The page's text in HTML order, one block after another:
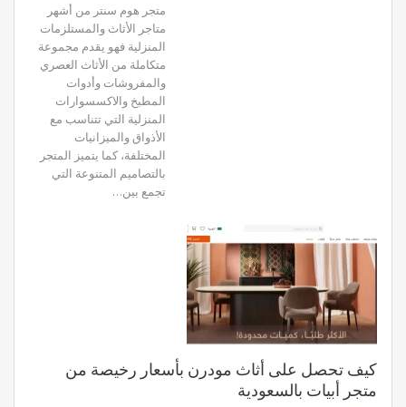
متجر هوم سنتر من أشهر
متاجر الأثاث والمستلزمات
المنزلية فهو يقدم مجموعة
متكاملة من الأثاث العصري
والمفروشات وأدوات
المطبخ والاكسسوارات
المنزلية التي تتناسب مع
الأذواق والميزانيات
المختلفة، كما يتميز المتجر
بالتصاميم المتنوعة التي
تجمع بين…
كيف تحصل على أثاث مودرن بأسعار رخيصة من
متجر أبيات بالسعودية